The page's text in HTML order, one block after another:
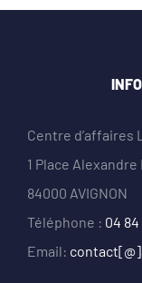
Centre d’affaires
1 Place Alexandre
84000 AVIGNON
Téléphone : 04 84
Email: